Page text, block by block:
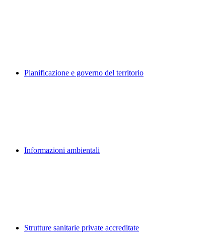
Pianificazione e governo del territorio
Informazioni ambientali
Strutture sanitarie private accreditate